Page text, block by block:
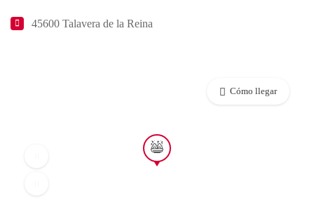
45600 Talavera de la Reina
Cómo llegar